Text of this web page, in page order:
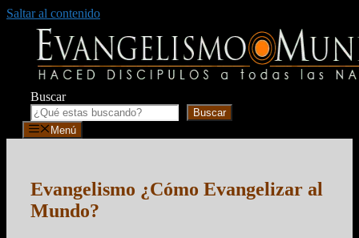
Saltar al contenido
Buscar
Buscar
Menú
Evangelismo ¿Cómo Evangelizar al
Mundo?